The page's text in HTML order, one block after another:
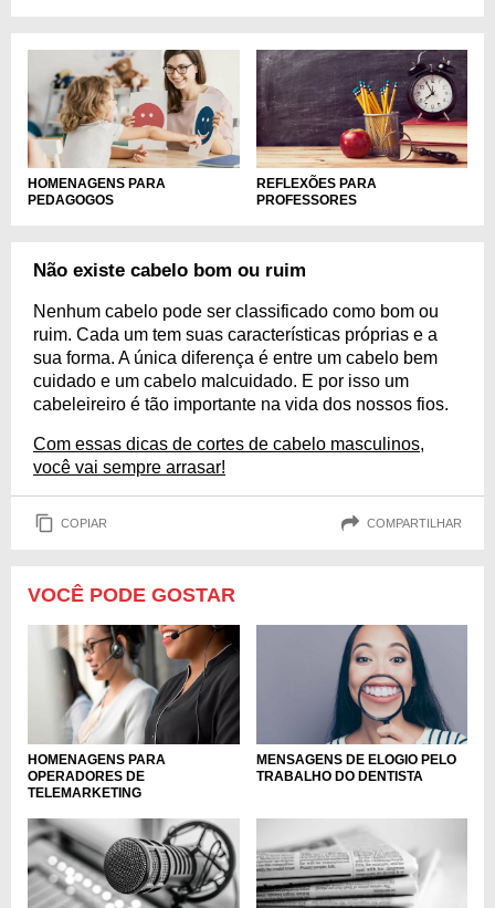
HOMENAGENS PARA
PEDAGOGOS
REFLEXÕES PARA
PROFESSORES
Não existe cabelo bom ou ruim
Nenhum cabelo pode ser classificado como bom ou
ruim. Cada um tem suas características próprias e a
sua forma. A única diferença é entre um cabelo bem
cuidado e um cabelo malcuidado. E por isso um
cabeleireiro é tão importante na vida dos nossos fios.
Com essas dicas de cortes de cabelo masculinos,
você vai sempre arrasar!
COPIAR COMPARTILHAR
VOCÊ PODE GOSTAR
HOMENAGENS PARA
OPERADORES DE
TELEMARKETING
MENSAGENS DE ELOGIO PELO
TRABALHO DO DENTISTA